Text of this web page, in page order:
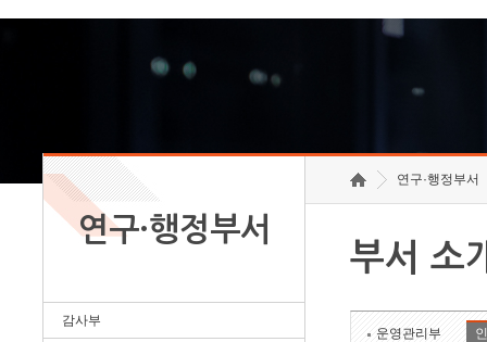
연구·행정부서
감사부
연구·행정부서
부서 소
운영관리부